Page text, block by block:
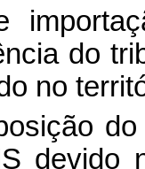
do
no
devido